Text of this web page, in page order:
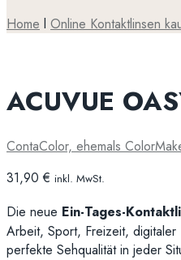
Home l Online Kontaktlinsen
ACUVUE
ContaColor, ehemals
31,90€ inkl. MwSt.
Die neue Ein-Tages-
Arbeit, Sport, Freizeit,
perfekte Sehqualität in jeder